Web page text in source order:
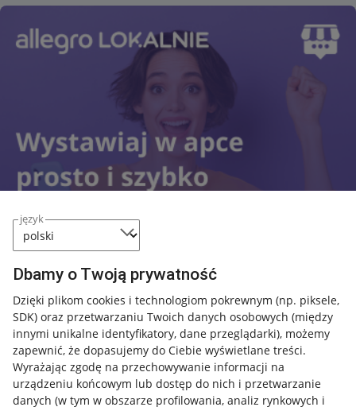
język
Dbamy o Twoją prywatność
Dzięki plikom cookies i technologiom pokrewnym (np. piksele,
SDK) oraz przetwarzaniu Twoich danych osobowych (między
innymi unikalne identyfikatory, dane przeglądarki), możemy
zapewnić, że dopasujemy do Ciebie wyświetlane treści.
Wyrażając zgodę na przechowywanie informacji na
urządzeniu końcowym lub dostęp do nich i przetwarzanie
danych (w tym w obszarze profilowania, analiz rynkowych i
Przydatne informacje
Jak to działa
Napisz do nas